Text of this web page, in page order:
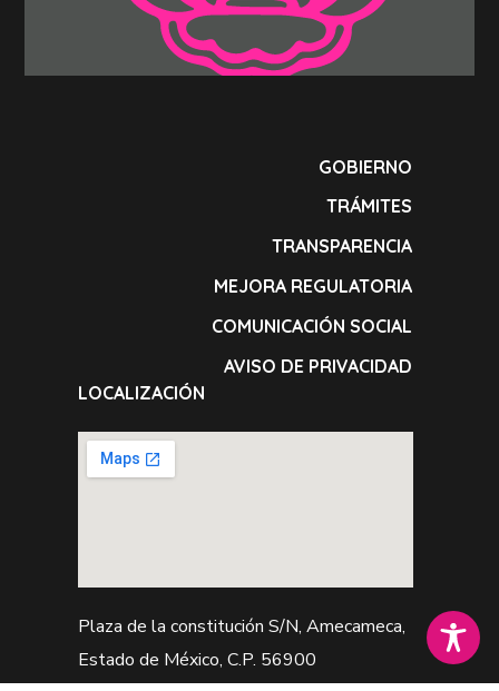
GOBIERNO
TRÁMITES
TRANSPARENCIA
MEJORA REGULATORIA
COMUNICACIÓN SOCIAL
AVISO DE PRIVACIDAD
LOCALIZACIÓN
Plaza de la constitución S/N, Amecameca,
Estado de México, C.P. 56900